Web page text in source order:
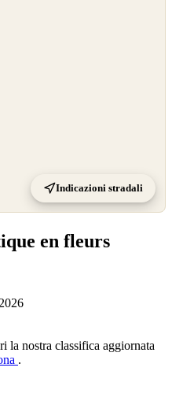
Indicazioni stradali
en fleurs
la nostra classifica aggiornata
.